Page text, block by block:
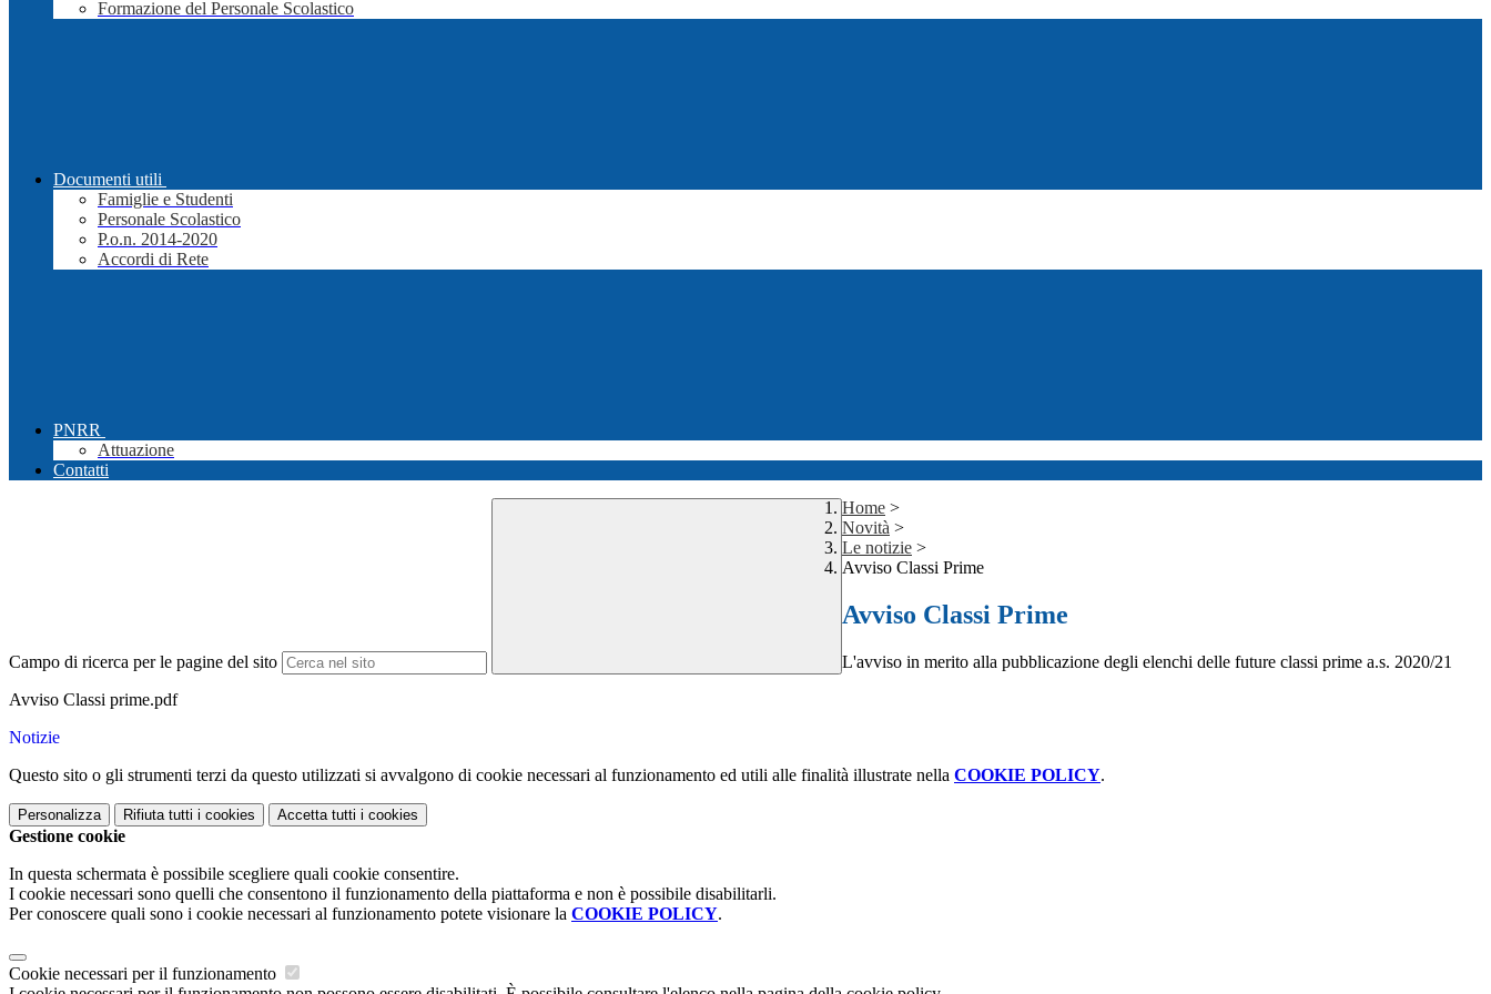
Formazione del Personale Scolastico
Documenti utili
Famiglie e Studenti
Personale Scolastico
P.o.n. 2014-2020
Accordi di Rete
PNRR
Attuazione
Contatti
Campo di ricerca per le pagine del sito
Home >
Novità >
Le notizie >
Avviso Classi Prime
Avviso Classi Prime
L'avviso in merito alla pubblicazione degli elenchi delle future classi prime a.s. 2020/21
Avviso Classi prime.pdf
Notizie
Questo sito o gli strumenti terzi da questo utilizzati si avvalgono di cookie necessari al funzionamento ed utili alle finalità illustrate nella COOKIE POLICY.
Personalizza Rifiuta tutti i cookies Accetta tutti i cookies
Gestione cookie
In questa schermata è possibile scegliere quali cookie consentire.
I cookie necessari sono quelli che consentono il funzionamento della piattaforma e non è possibile disabilitarli.
Per conoscere quali sono i cookie necessari al funzionamento potete visionare la COOKIE POLICY.
Cookie necessari per il funzionamento